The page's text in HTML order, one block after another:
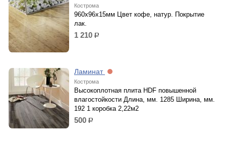
Кострома
960х96х15мм Цвет кофе, натур. Покрытие
лак.
1 210 р.
Ламинат
Кострома
Высокоплотная плита HDF повышенной
влагостойкости Длина, мм. 1285 Ширина, мм.
192 1 коробка 2,22м2
500 р.